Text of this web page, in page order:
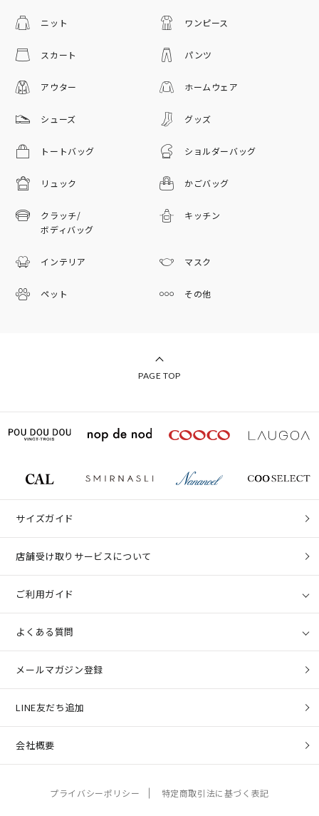
ニット ワンピース
スカート パンツ
アウター ホームウェア
シューズ グッズ
トートバッグ ショルダーバッグ
リュック かごバッグ
クラッチ/
ボディバッグ
キッチン
インテリア マスク
ペット その他
PAGE TOP
サイズガイド
店舗受け取りサービスについて
ご利用ガイド
よくある質問
メールマガジン登録
LINE友だち追加
会社概要
プライバシーポリシー 特定商取引法に基づく表記